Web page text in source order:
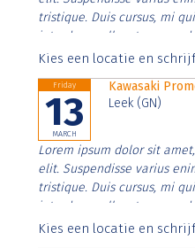
tristique. Duis cursus, mi
interdum nulla, ut
Aenean faucibus nibh et
Kies een locatie en
Friday
13
MARCH
Kawasaki
Leek (GN)
Lorem ipsum dolor sit
elit. Suspendisse varius
tristique. Duis cursus, mi
interdum nulla, ut
Aenean faucibus nibh et
Kies een locatie en